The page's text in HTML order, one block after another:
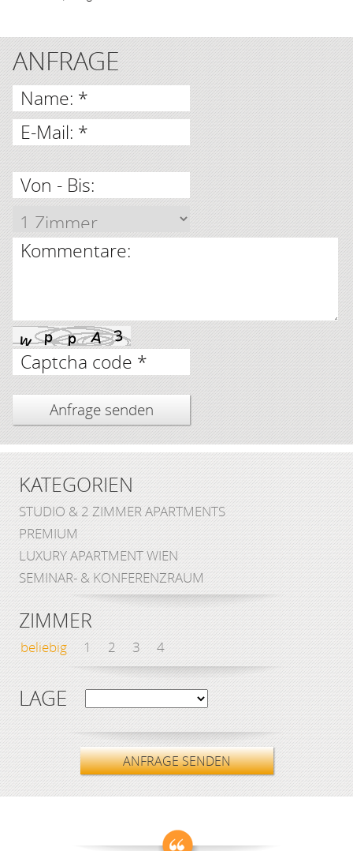
ANFRAGE
Name: *
E-Mail: *
Von - Bis:
Kommentare:
Captcha code *
KATEGORIEN
STUDIO & 2 ZIMMER APARTMENTS
PREMIUM
LUXURY APARTMENT WIEN
SEMINAR- & KONFERENZRAUM
ZIMMER
beliebig 1 2 3 4
LAGE
ANFRAGE SENDEN